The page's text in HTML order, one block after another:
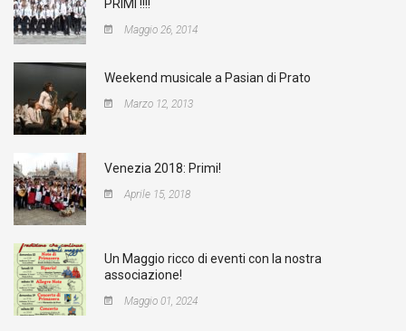
PRIMI !!!!
Maggio 26, 2014
Weekend musicale a Pasian di Prato
Marzo 12, 2013
Venezia 2018: Primi!
Aprile 15, 2018
Un Maggio ricco di eventi con la nostra
associazione!
Maggio 01, 2024